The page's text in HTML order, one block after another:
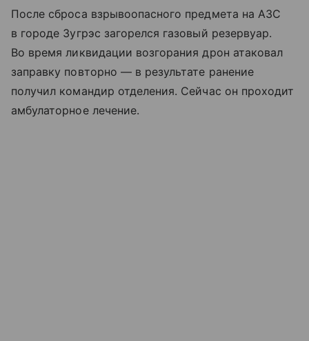
После сброса взрывоопасного предмета на АЗС
в городе Зугрэс загорелся газовый резервуар.
Во время ликвидации возгорания дрон атаковал
заправку повторно — в результате ранение
получил командир отделения. Сейчас он проходит
амбулаторное лечение.